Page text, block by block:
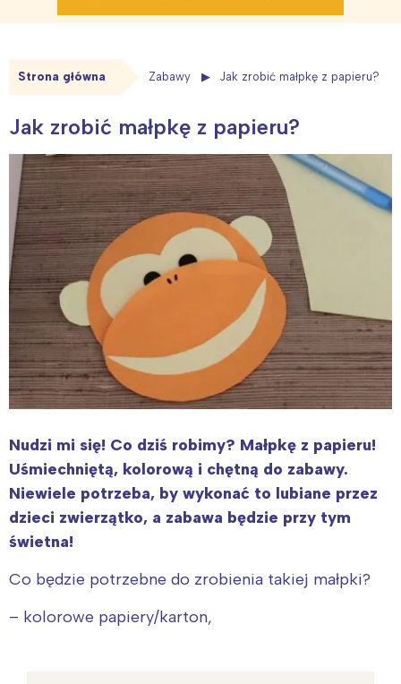
Strona główna Zabawy Jak zrobić małpkę z papieru?
Jak zrobić małpkę z papieru?
Nudzi mi się! Co dziś robimy? Małpkę z papieru!
Uśmiechniętą, kolorową i chętną do zabawy.
Niewiele potrzeba, by wykonać to lubiane przez
dzieci zwierzątko, a zabawa będzie przy tym
świetna!
Co będzie potrzebne do zrobienia takiej małpki?
– kolorowe papiery/karton,